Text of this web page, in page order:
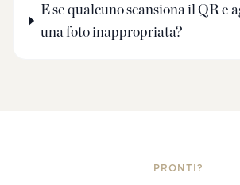
E se qualcuno scansiona il QR e
una foto inappropriata?
PRONTI?